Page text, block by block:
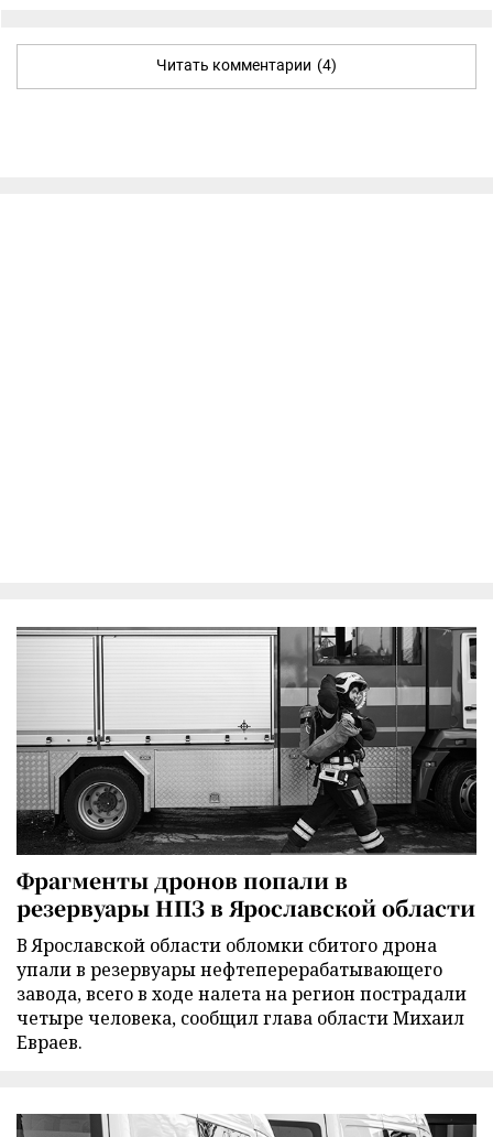
Читать комментарии (4)
Фрагменты дронов попали в
резервуары НПЗ в Ярославской области
В Ярославской области обломки сбитого дрона
упали в резервуары нефтеперерабатывающего
завода, всего в ходе налета на регион пострадали
четыре человека, сообщил глава области Михаил
Евраев.